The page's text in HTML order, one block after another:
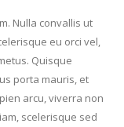
Nulla convallis ut
eu orci vel,
Quisque
porta mauris, et
arcu, viverra non
scelerisque sed